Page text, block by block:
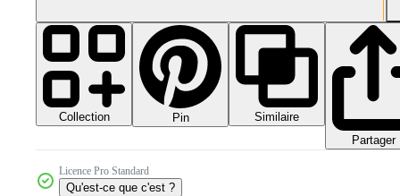
Collection Pin
Similaire
Partager
Licence Pro Standard
Qu'est-ce que c'est ?